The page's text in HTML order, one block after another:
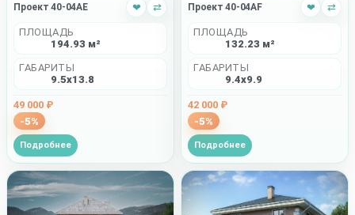
Проект 40-04AE ❤ ⇄
ПЛОЩАДЬ
194.93 м²
ГАБАРИТЫ
9.5x13.8
49 000 ₽
-5%
Подробнее
Проект 40-04AF ❤ ⇄
ПЛОЩАДЬ
132.23 м²
ГАБАРИТЫ
9.4x9.9
42 000 ₽
-5%
Подробнее